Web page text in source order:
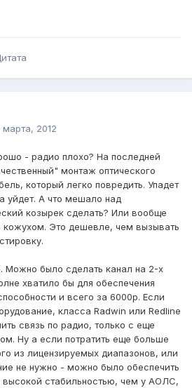
марта, 2012
- радио плохо? На последней
монтаж оптического
который легко повредить. Упадет
уйдет. А что мешало над
козырек сделать? Или вообще
кожухом. Это дешевле, чем вызывать
Можно было сделать канал на 2-х
хватило бы для обеспечения
и всего за 6000р. Если
класса Radwin или Redline
связь по радио, только с еще
Ну а если потратить еще больше
из лицензируемых диапазонов, или
не нужно - можно было обеспечить
высокой стабильностью, чем у АОЛС,